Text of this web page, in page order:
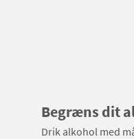
Begræns dit
Drik alkohol med